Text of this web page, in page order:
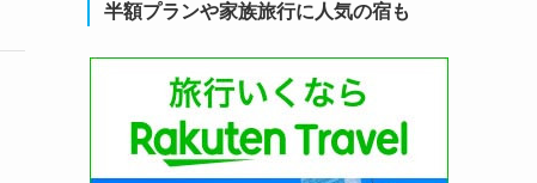
半額プランや家族旅行に人気の宿も